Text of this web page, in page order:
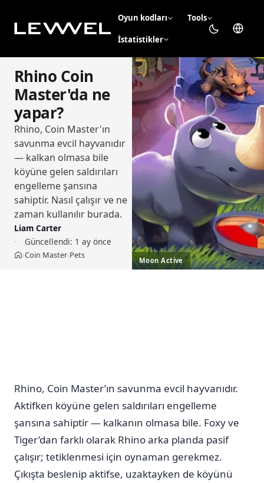
Oyun kodları Tools
İstatistikler
Rhino Coin
Master'da ne
yapar?
Rhino, Coin Master'ın
savunma evcil hayvanıdır
— kalkan olmasa bile
köyüne gelen saldırıları
engelleme şansına
sahiptir. Nasıl çalışır ve ne
zaman kullanılır burada.
Liam Carter
Güncellendi: 1 ay önce
Ana sayfa
›Coin Master›Pets Moon Active
Rhino, Coin Master’ın savunma evcil hayvanıdır.
Aktifken köyüne gelen saldırıları engelleme
şansına sahiptir — kalkanın olmasa bile. Foxy ve
Tiger’dan farklı olarak Rhino arka planda pasif
çalışır; tetiklenmesi için oynaman gerekmez.
Çıkışta beslenip aktifse, uzaktayken de köyünü